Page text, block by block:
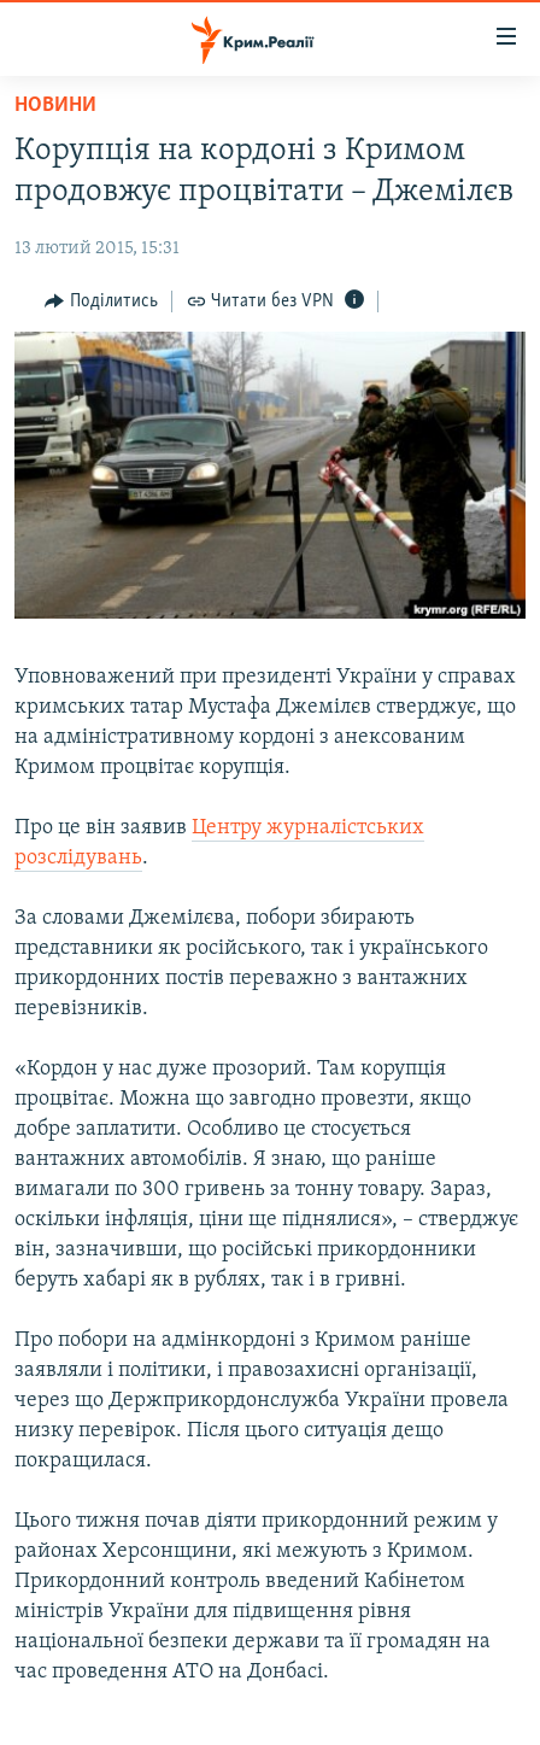
Перейти
основного
матеріалу
Перейти
до
навігації
Перейти
до
пошуку
ВОДА.КРИМ
ВІДЕО ТА ФОТО
ПОЛІТИКА
БЛОГИ
ПОГЛЯД
ІНТЕРВ'Ю
ВСЕ ЗА ДЕНЬ
СПЕЦПРОЕКТИ
ДЕПОРТАЦІЯ
ВІДЕОУРОКИ «ELIFBE»
СВІДЧЕННЯ ОКУПАЦІЇ
ЯК ОБІЙТИ БЛОКУВАННЯ
Qırımtatar
НОВИНИ
Корупція на кордоні з Кримом
продовжує процвітати – Джемілєв
13 лютий 2015, 15:31
Поділитись Читати без VPN
Уповноважений при президенті України у справах
кримських татар Мустафа Джемілєв стверджує, що
на адміністративному кордоні з анексованим
Кримом процвітає корупція.
Про це він заявив Центру журналістських
розслідувань.
За словами Джемілєва, побори збирають
представники як російського, так і українського
прикордонних постів переважно з вантажних
перевізників.
«Кордон у нас дуже прозорий. Там корупція
процвітає. Можна що завгодно провезти, якщо
добре заплатити. Особливо це стосується
вантажних автомобілів. Я знаю, що раніше
вимагали по 300 гривень за тонну товару. Зараз,
оскільки інфляція, ціни ще піднялися», – стверджує
він, зазначивши, що російські прикордонники
беруть хабарі як в рублях, так і в гривні.
Про побори на адмінкордоні з Кримом раніше
заявляли і політики, і правозахисні організації,
через що Держприкордонслужба України провела
низку перевірок. Після цього ситуація дещо
покращилася.
Цього тижня почав діяти прикордонний режим у
районах Херсонщини, які межують з Кримом.
Прикордонний контроль введений Кабінетом
міністрів України для підвищення рівня
національної безпеки держави та її громадян на
час проведення АТО на Донбасі.